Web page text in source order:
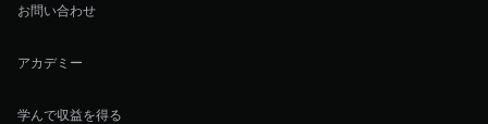
お問い合わせ
アカデミー
学んで収益を得る